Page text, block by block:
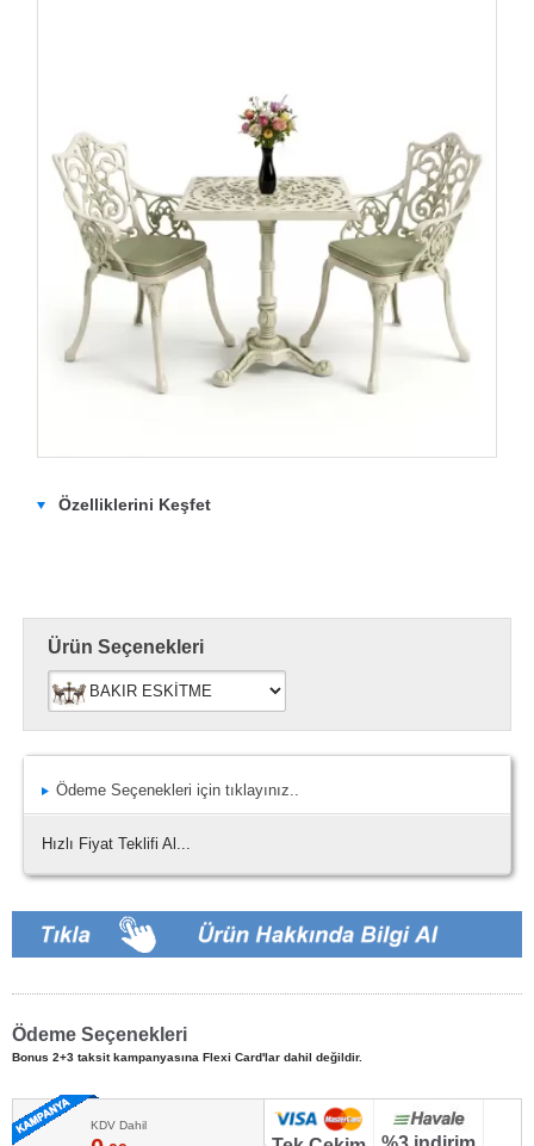
Özelliklerini Keşfet
Ürün Seçenekleri
Ödeme Seçenekleri için tıklayınız..
Hızlı Fiyat Teklifi Al...
Ödeme Seçenekleri
Bonus 2+3 taksit kampanyasına Flexi Card'lar dahil değildir.
KDV Dahil